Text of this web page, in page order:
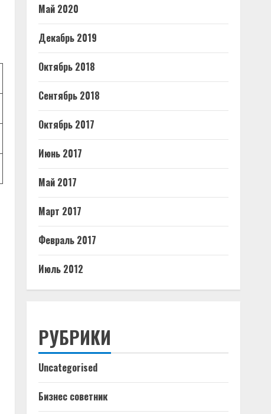
Май 2020
Декабрь 2019
Октябрь 2018
Сентябрь 2018
Октябрь 2017
Июнь 2017
Май 2017
Март 2017
Февраль 2017
Июль 2012
РУБРИКИ
Uncategorised
Бизнес советник